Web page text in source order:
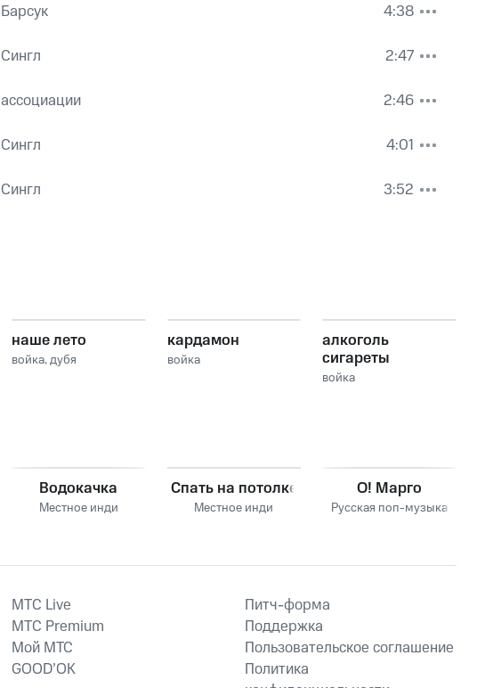
Барсук
4:38
Сингл
2:47
ассоциации
2:46
Сингл
4:01
Сингл 3:52
наше лето
войка,дубя
кардамон
войка
алкоголь
сигареты
войка
Водокачка
Местное инди
Спать на потолке
Местное инди
О! Марго
Русская поп-музыка
MTС Live
MTС Premium
Мой МТС
GOOD’OK
Питч-форма
Поддержка
Пользовательское соглашение
Политика